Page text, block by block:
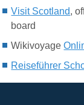
Visit Scotland,
board
Wikivoyage
Reiseführer